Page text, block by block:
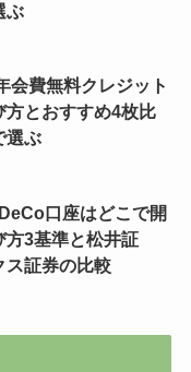
ぶ
会費無料クレジット
方とおすすめ4枚比
選ぶ
口座はどこで開
方3基準と松井証
ス証券の比較